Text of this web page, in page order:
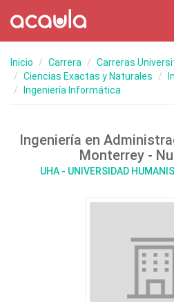
Inicio Carrera
Carreras
Ciencias Exactas y Naturales
Ingeniería Informática
Ingeniería en
Monterrey -
UHA - UNIVERSIDAD